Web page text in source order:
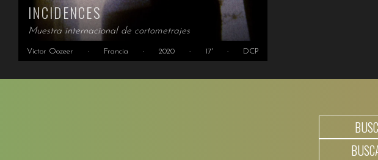
INCIDENCES
Muestra internacional de cortometrajes
Victor Oozeer · Francia · 2020 · 17' · DCP